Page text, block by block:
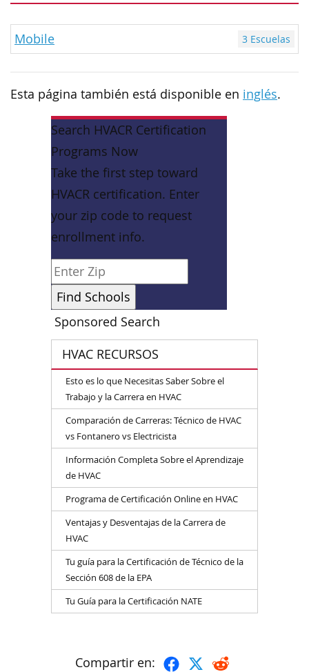
Search HVACR Certification
Programs Now
Take the first step toward
HVACR certification. Enter
your zip code to request
enrollment info.
Sponsored Search
HVAC RECURSOS
Esto es lo que Necesitas Saber Sobre el
Trabajo y la Carrera en HVAC
Comparación de Carreras: Técnico de HVAC
vs Fontanero vs Electricista
Información Completa Sobre el Aprendizaje
de HVAC
Programa de Certificación Online en HVAC
Ventajas y Desventajas de la Carrera de
HVAC
Tu guía para la Certificación de Técnico de la
Sección 608 de la EPA
Tu Guía para la Certificación NATE
Mobile 3 Escuelas
Esta página también está disponible en inglés.
Compartir en: